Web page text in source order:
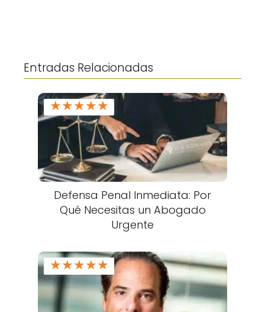
Entradas Relacionadas
★★★★★
Defensa Penal Inmediata: Por
Qué Necesitas un Abogado
Urgente
★★★★★